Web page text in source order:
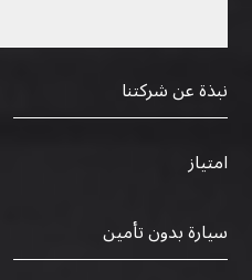
نبذة عن شركتنا
امتياز
سيارة بدون تأمين